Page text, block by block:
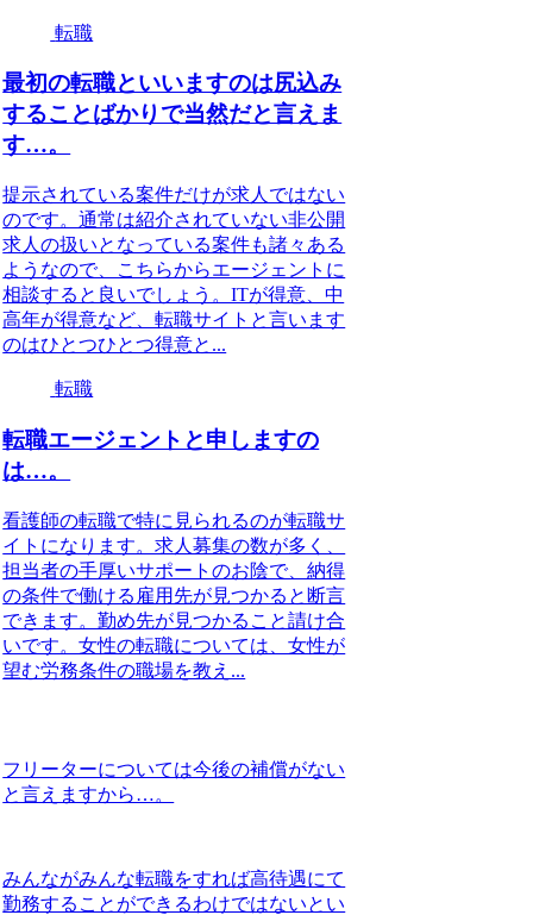
転職
最初の転職といいますのは尻込み
することばかりで当然だと言えま
す…。
提示されている案件だけが求人ではない
のです。通常は紹介されていない非公開
求人の扱いとなっている案件も諸々ある
ようなので、こちらからエージェントに
相談すると良いでしょう。ITが得意、中
高年が得意など、転職サイトと言います
のはひとつひとつ得意と...
転職
転職エージェントと申しますの
は…。
看護師の転職で特に見られるのが転職サ
イトになります。求人募集の数が多く、
担当者の手厚いサポートのお陰で、納得
の条件で働ける雇用先が見つかると断言
できます。勤め先が見つかること請け合
いです。女性の転職については、女性が
望む労務条件の職場を教え...
フリーターについては今後の補償がない
と言えますから…。
みんながみんな転職をすれば高待遇にて
勤務することができるわけではないとい